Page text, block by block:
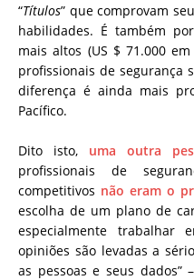
“Títulos” que comprovam
habilidades. É também
mais altos (US $ 71.000
profissionais de segurança
diferença é ainda mais
Pacífico.
Dito isto, uma outra
profissionais de
competitivos não eram o
escolha de um plano de
especialmente trabalhar
opiniões são levadas a
as pessoas e seus